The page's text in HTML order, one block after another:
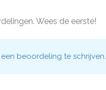
Wees de eerste!
beoordeling te schrijven.